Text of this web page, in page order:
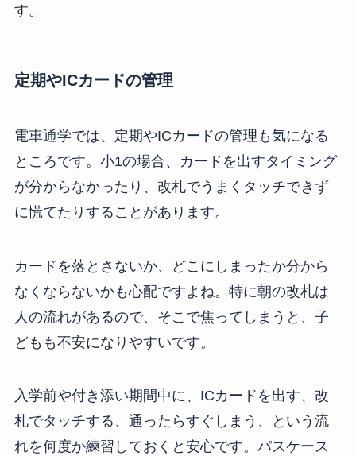
す。
定期やICカードの管理
電車通学では、定期やICカードの管理も気になる
ところです。小1の場合、カードを出すタイミング
が分からなかったり、改札でうまくタッチできず
に慌てたりすることがあります。
カードを落とさないか、どこにしまったか分から
なくならないかも心配ですよね。特に朝の改札は
人の流れがあるので、そこで焦ってしまうと、子
どもも不安になりやすいです。
入学前や付き添い期間中に、ICカードを出す、改
札でタッチする、通ったらすぐしまう、という流
れを何度か練習しておくと安心です。パスケース